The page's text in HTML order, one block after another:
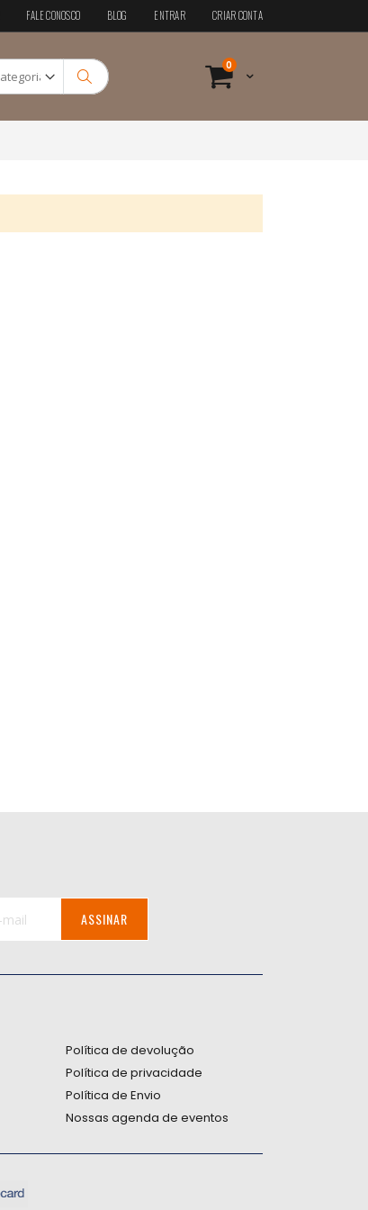
FALE CONOSCO BLOG ENTRAR CRIAR CONTA
Cart
0 itens
Pesquisa
ASSINAR
Política de devolução
Política de privacidade
Política de Envio
Nossas agenda de eventos